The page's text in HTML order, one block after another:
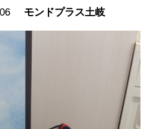
モンドプラス土岐